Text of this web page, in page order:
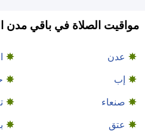
مواقيت الصلاة في باقي مدن
عدن
إب
صنعاء
عتق